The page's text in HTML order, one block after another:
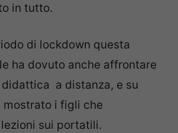
in tutto.
di lockdown questa
ha dovuto anche affrontare
a distanza, e su
mostrato i figli che
sui portatili.